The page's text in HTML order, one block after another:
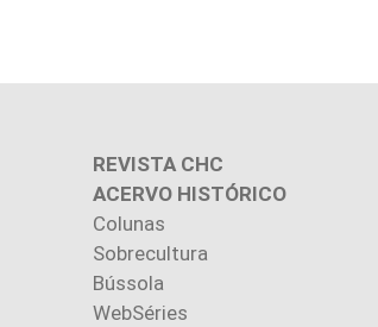
REVISTA CHC
ACERVO HISTÓRICO
Colunas
Sobrecultura
Bússola
WebSéries